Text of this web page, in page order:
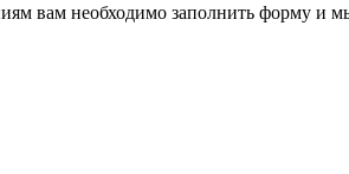
необходимо заполнить форму и мы